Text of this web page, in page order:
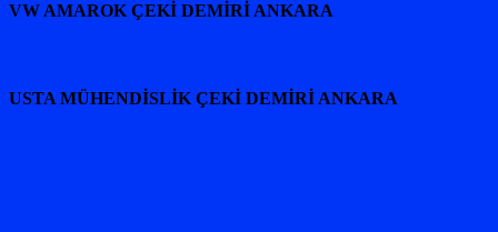
VW AMAROK ÇEKİ DEMİRİ ANKARA
USTA MÜHENDİSLİK ÇEKİ DEMİRİ ANKARA